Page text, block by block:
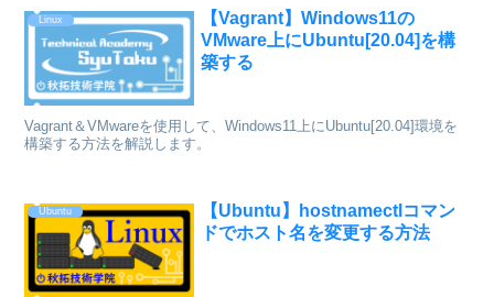
Linux
【Vagrant】Windows11の
VMware上にUbuntu[20.04]を構
築する
Vagrant＆VMwareを使用して、Windows11上にUbuntu[20.04]環境を
構築する方法を解説します。
Ubuntu
【Ubuntu】hostnamectlコマン
ドでホスト名を変更する方法